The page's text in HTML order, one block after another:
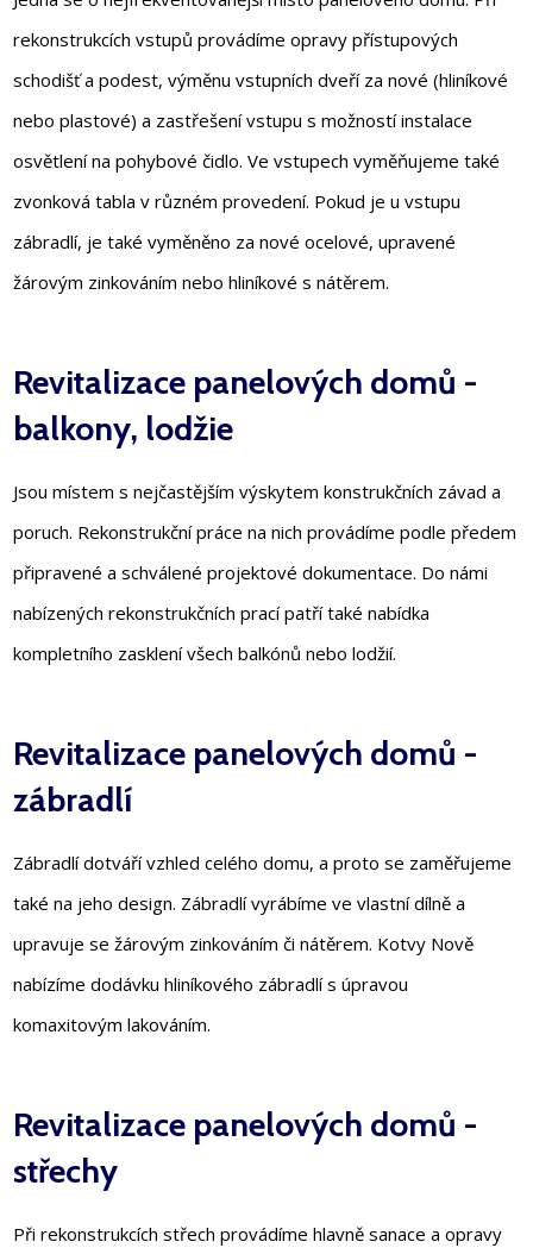
rekonstrukcích vstupů provádíme opravy přístupových
schodišť a podest, výměnu vstupních dveří za nové (hliníkové
nebo plastové) a zastřešení vstupu s možností instalace
osvětlení na pohybové čidlo. Ve vstupech vyměňujeme také
zvonková tabla v různém provedení. Pokud je u vstupu
zábradlí, je také vyměněno za nové ocelové, upravené
žárovým zinkováním nebo hliníkové s nátěrem.
Revitalizace panelových domů -
balkony, lodžie
Jsou místem s nejčastějším výskytem konstrukčních závad a
poruch. Rekonstrukční práce na nich provádíme podle předem
připravené a schválené projektové dokumentace. Do námi
nabízených rekonstrukčních prací patří také nabídka
kompletního zasklení všech balkónů nebo lodžií.
Revitalizace panelových domů -
zábradlí
Zábradlí dotváří vzhled celého domu, a proto se zaměřujeme
také na jeho design. Zábradlí vyrábíme ve vlastní dílně a
upravuje se žárovým zinkováním či nátěrem. Kotvy Nově
nabízíme dodávku hliníkového zábradlí s úpravou
komaxitovým lakováním.
Revitalizace panelových domů -
střechy
Při rekonstrukcích střech provádíme hlavně sanace a opravy